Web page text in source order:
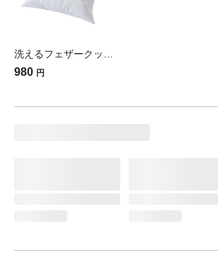
洗えるフェザークッション中材 45×45cm
980 円